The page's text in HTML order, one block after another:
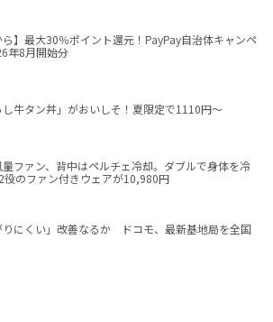
ら】最大30％ポイント還元！PayPay自治体キャンペ
年8月開始分
し牛タン丼」がおいしそ！夏限定で1110円～
ファン、背中はペルチェ冷却。ダブルで身体を冷
役のファン付きウェアが10,980円
りにくい」改善なるか ドコモ、最新基地局を全国